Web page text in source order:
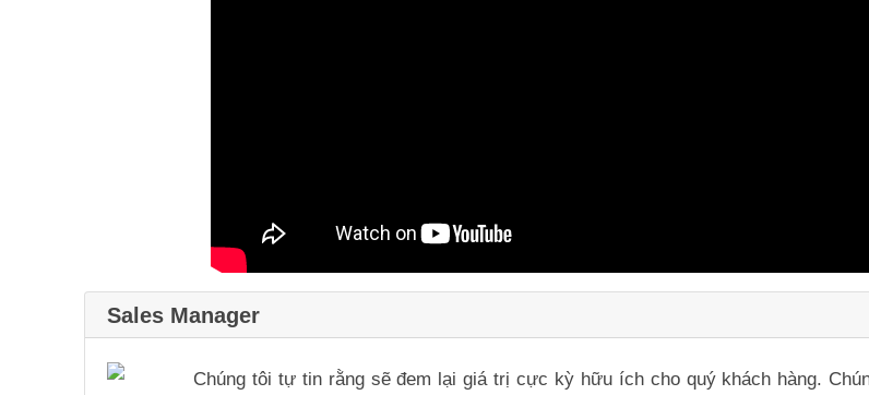
Sales Manager
Chúng tôi tự tin rằng sẽ đem lại giá trị cực kỳ hữu ích cho quý khách hàng.